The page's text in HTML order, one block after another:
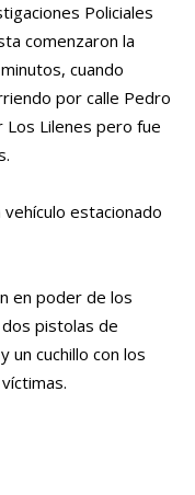
Policiales
comenzaron la
cuando
por calle Pedro
Los Lilenes pero fue
estacionado
en poder de los
pistolas de
un cuchillo con los